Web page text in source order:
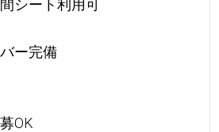
シート利用可
ー完備
OK